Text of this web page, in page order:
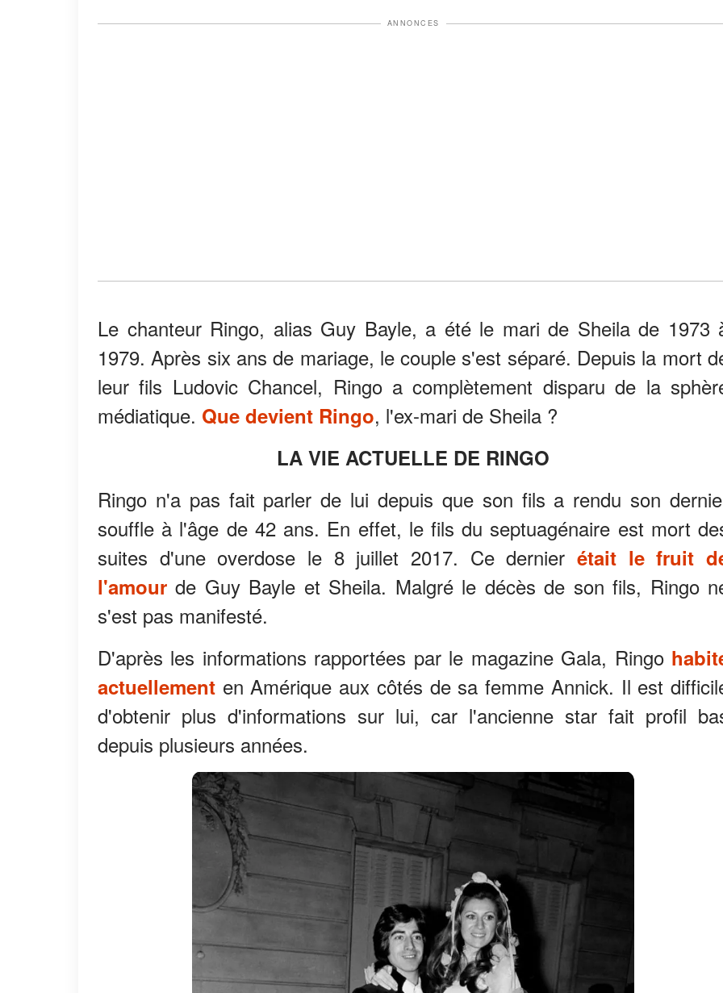
ANNONCES
Le chanteur Ringo, alias Guy Bayle, a été le mari de Sheila de 1973
1979. Après six ans de mariage, le couple s'est séparé. Depuis la mort
leur fils Ludovic Chancel, Ringo a complètement disparu de la
médiatique. Que devient Ringo, l'ex-mari de Sheila ?
LA VIE ACTUELLE DE RINGO
Ringo n'a pas fait parler de lui depuis que son fils a rendu son
souffle à l'âge de 42 ans. En effet, le fils du septuagénaire est mort
suites d'une overdose le 8 juillet 2017. Ce dernier était le fruit
l'amour de Guy Bayle et Sheila. Malgré le décès de son fils, Ringo
s'est pas manifesté.
D'après les informations rapportées par le magazine Gala, Ringo
actuellement en Amérique aux côtés de sa femme Annick. Il est
d'obtenir plus d'informations sur lui, car l'ancienne star fait profil
depuis plusieurs années.